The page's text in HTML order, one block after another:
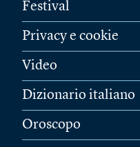
Festival
Privacy e cookie
Video
Dizionario italiano
Oroscopo